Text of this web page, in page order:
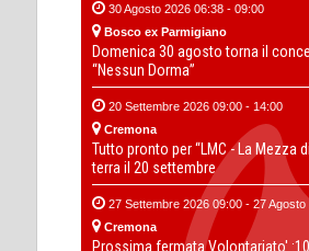
30 Agosto 2026 06:38 - 09:00
Bosco ex Parmigiano
Domenica 30 agosto torna il
“Nessun Dorma”
20 Settembre 2026 09:00 - 14:00
Cremona
Tutto pronto per “LMC - La Mezza
terra il 20 settembre
27 Settembre 2026 09:00 - 27 Agosto
Cremona
Prossima fermata Volontariato'